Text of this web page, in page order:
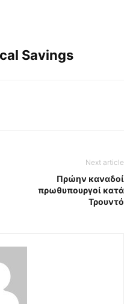
Savings
Next article
Πρώην καναδοί
πρωθυπουργοί κατά
Τρουντό